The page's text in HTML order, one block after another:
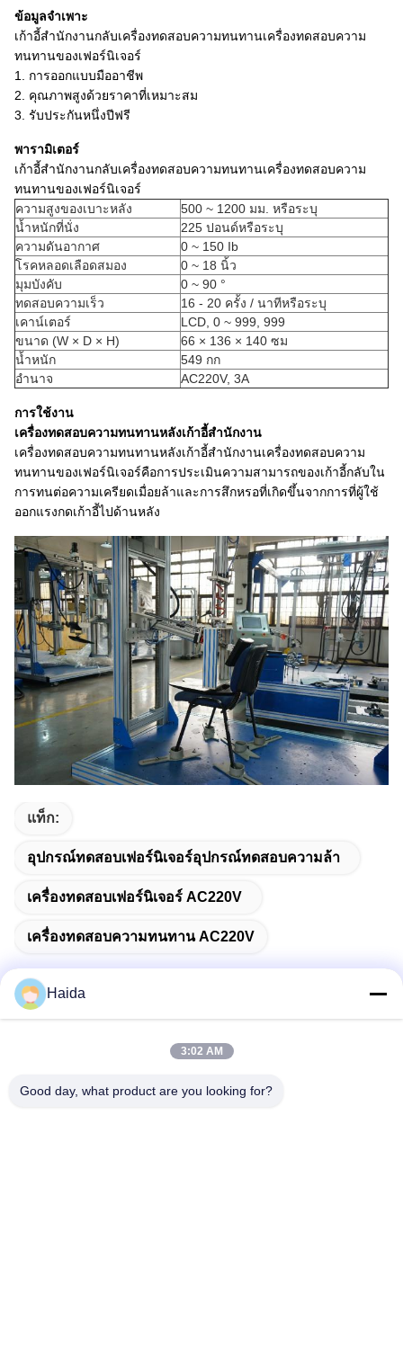
ข้อมูลจำเพาะ
เก้าอี้สำนักงานกลับเครื่องทดสอบความทนทานเครื่องทดสอบความ
ทนทานของเฟอร์นิเจอร์
1. การออกแบบมืออาชีพ
2. คุณภาพสูงด้วยราคาที่เหมาะสม
3. รับประกันหนึ่งปีฟรี
พารามิเตอร์
เก้าอี้สำนักงานกลับเครื่องทดสอบความทนทานเครื่องทดสอบความ
ทนทานของเฟอร์นิเจอร์
ความสูงของเบาะหลัง
500 ~ 1200 มม. หรือระบุ
น้ำหนักที่นั่ง
225 ปอนด์หรือระบุ
ความดันอากาศ
0 ~ 150 Ib
โรคหลอดเลือดสมอง
0 ~ 18 นิ้ว
มุมบังคับ
0 ~ 90 °
ทดสอบความเร็ว
16 - 20 ครั้ง / นาทีหรือระบุ
เคาน์เตอร์
LCD, 0 ~ 999, 999
ขนาด (W × D × H)
66 × 136 × 140 ซม
น้ำหนัก
549 กก
อำนาจ
AC220V, 3A
การใช้งาน
เครื่องทดสอบความทนทานหลังเก้าอี้สำนักงาน
เครื่องทดสอบความทนทานหลังเก้าอี้สำนักงานเครื่องทดสอบความ
ทนทานของเฟอร์นิเจอร์คือการประเมินความสามารถของเก้าอี้กลับใน
การทนต่อความเครียดเมื่อยล้าและการสึกหรอที่เกิดขึ้นจากการที่ผู้ใช้
ออกแรงกดเก้าอี้ไปด้านหลัง
แท็ก:
อุปกรณ์ทดสอบเฟอร์นิเจอร์อุปกรณ์ทดสอบความล้า
เครื่องทดสอบเฟอร์นิเจอร์ AC220V
เครื่องทดสอบความทนทาน AC220V
ที่อยู่
Haida
3:02 AM
Good day, what product are you looking for?